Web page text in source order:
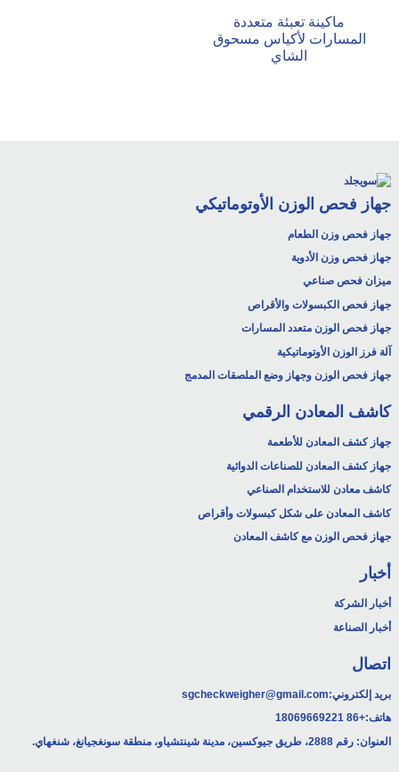
ماكينة تعبئة متعددة
المسارات لأكياس مسحوق
الشاي
جهاز فحص الوزن الأوتوماتيكي
جهاز فحص وزن الطعام
جهاز فحص وزن الأدوية
ميزان فحص صناعي
جهاز فحص الكبسولات والأقراص
جهاز فحص الوزن متعدد المسارات
آلة فرز الوزن الأوتوماتيكية
جهاز فحص الوزن وجهاز وضع الملصقات المدمج
كاشف المعادن الرقمي
جهاز كشف المعادن للأطعمة
جهاز كشف المعادن للصناعات الدوائية
كاشف معادن للاستخدام الصناعي
كاشف المعادن على شكل كبسولات وأقراص
جهاز فحص الوزن مع كاشف المعادن
أخبار
أخبار الشركة
أخبار الصناعة
اتصال
بريد إلكتروني:sgcheckweigher@gmail.com
هاتف:+86 18069669221
العنوان: رقم 2888، طريق جيوكسين، مدينة شينتشياو، منطقة سونغجيانغ، شنغهاي.